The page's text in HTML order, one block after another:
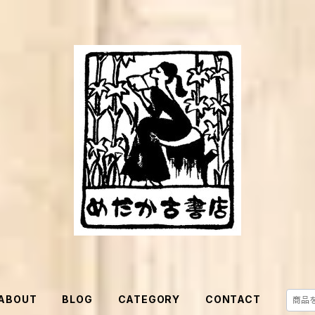
BLOG CATEGORY CONTACT